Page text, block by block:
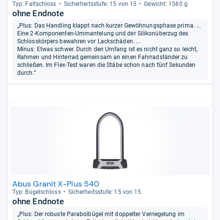
Typ: Falt­schloss Sicher­heits­stufe: 15 von 15 Gewicht: 1580 g
ohne Endnote
„Plus: Das Handling klappt nach kurzer Gewöhnungsphase prima. ...
Eine 2-Komponenten-Ummantelung und der Silikonüberzug des
Schlosskörpers bewahren vor Lackschäden. ...
Minus: Etwas schwer. Durch den Umfang ist es nicht ganz so leicht,
Rahmen und Hinterrad gemeinsam an einen Fahrradständer zu
schließen. Im Flex-Test waren die Stäbe schon nach fünf Sekunden
durch.“
Abus Granit X-Plus 540
Typ: Bügel­schloss Sicher­heits­stufe: 15 von 15
ohne Endnote
„Plus: Der robuste Parabolbügel mit doppelter Verriegelung im